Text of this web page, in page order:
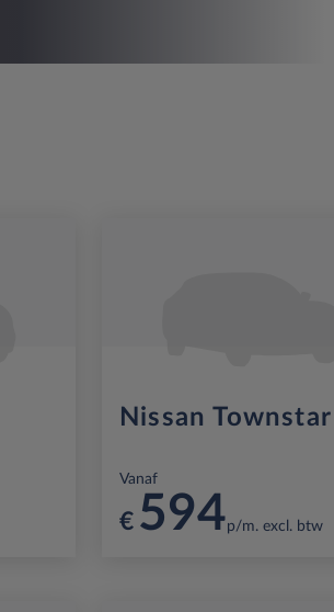
Nissan Townstar
Vanaf
€ 594p/m. excl. btw